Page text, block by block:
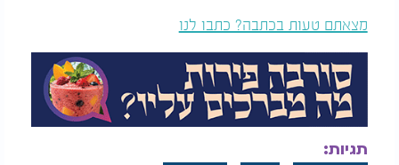
מערכתית קשה.
בהמשך הוא פונה לבית החולים הלל יפה בחדרה, שם
נאלצו הרופאים לקבוע את מותו.
חובשי מד"א יוסף פרידמן ועידן אלמלח סיפרו: "הילד
שכב לצד הדרך כשהוא מחוסר הכרה, ללא דופק וללא
מצאתם טעות בכתבה? כתבו לנו
תגיות: